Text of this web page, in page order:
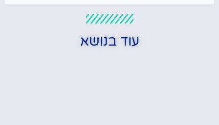
עוד בנושא